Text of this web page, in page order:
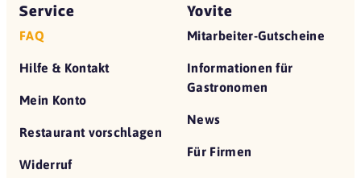
Service
FAQ
Hilfe & Kontakt
Mein Konto
Restaurant vorschlagen
Widerruf
Yovite
Mitarbeiter-Gutscheine
Informationen für
Gastronomen
News
Für Firmen